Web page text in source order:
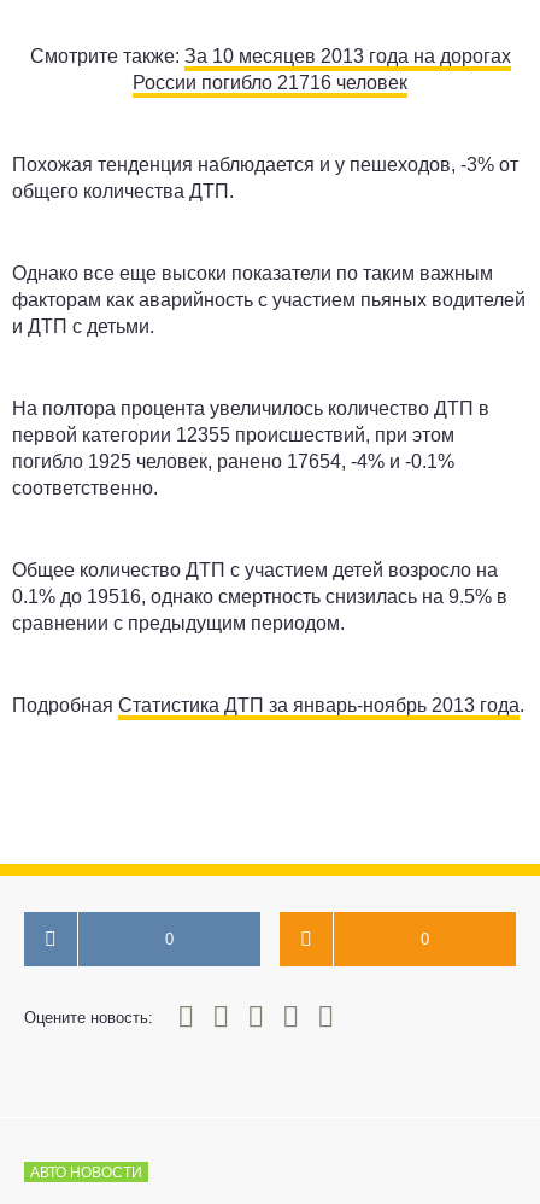
Смотрите также: За 10 месяцев 2013 года на дорогах
России погибло 21716 человек
Похожая тенденция наблюдается и у пешеходов, -3% от
общего количества ДТП.
Однако все еще высоки показатели по таким важным
факторам как аварийность с участием пьяных водителей
и ДТП с детьми.
На полтора процента увеличилось количество ДТП в
первой категории 12355 происшествий, при этом
погибло 1925 человек, ранено 17654, -4% и -0.1%
соответственно.
Общее количество ДТП с участием детей возросло на
0.1% до 19516, однако смертность снизилась на 9.5% в
сравнении с предыдущим периодом.
Подробная Статистика ДТП за январь-ноябрь 2013 года.
0 0
Оцените новость:
0
1 3 4 5
АВТО НОВОСТИ